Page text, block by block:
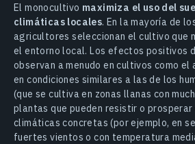
El monocultivo maximiza el uso del
climáticas locales. En la mayoría de
agricultores seleccionan el cultivo que
el entorno local. Los efectos positivos
observan a menudo en cultivos como el
en condiciones similares a las de los
(que se cultiva en zonas llanas con
plantas que pueden resistir o prosperar
climáticas concretas (por ejemplo, en
fuertes vientos o con temperatura